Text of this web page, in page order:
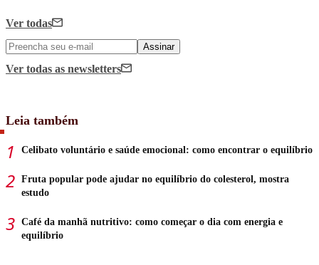
Ver todas
Assinar
Ver todas as newsletters
Leia também
Celibato voluntário e saúde emocional: como encontrar o equilíbrio
Fruta popular pode ajudar no equilíbrio do colesterol, mostra
estudo
Café da manhã nutritivo: como começar o dia com energia e
equilíbrio